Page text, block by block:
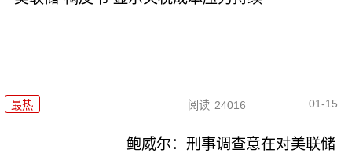
最热 阅读 24016 01-15
鲍威尔：刑事调查意在对美联储